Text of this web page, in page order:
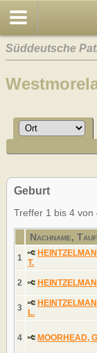
Süddeutsche
Geburt
Treffer 1 bis 4 von
Nachname,
1 T.
2
3 L.
4 MOORHEAD,